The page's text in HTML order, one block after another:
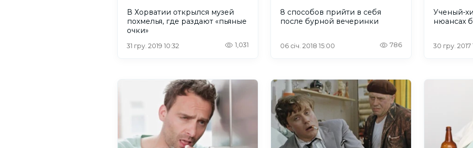
В Хорватии открылся музей
похмелья, где раздают «пьяные
очки»
31 гру. 2019 10:32 1,031
8 способов прийти в себя
после бурной вечеринки
06 січ. 2018 15:00 786
Ученый-
нюансах
30 гру. 2017